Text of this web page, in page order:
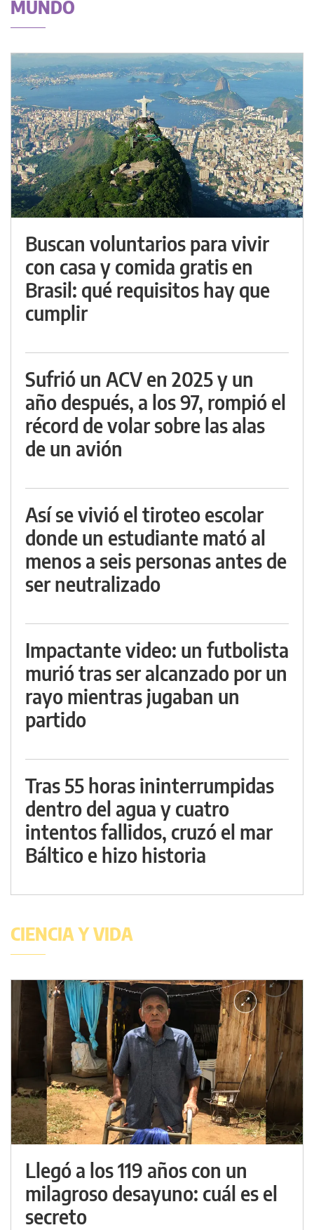
MUNDO
Buscan voluntarios para vivir
con casa y comida gratis en
Brasil: qué requisitos hay que
cumplir
Sufrió un ACV en 2025 y un
año después, a los 97, rompió el
récord de volar sobre las alas
de un avión
Así se vivió el tiroteo escolar
donde un estudiante mató al
menos a seis personas antes de
ser neutralizado
Impactante video: un futbolista
murió tras ser alcanzado por un
rayo mientras jugaban un
partido
Tras 55 horas ininterrumpidas
dentro del agua y cuatro
intentos fallidos, cruzó el mar
Báltico e hizo historia
CIENCIA Y VIDA
Llegó a los 119 años con un
milagroso desayuno: cuál es el
secreto